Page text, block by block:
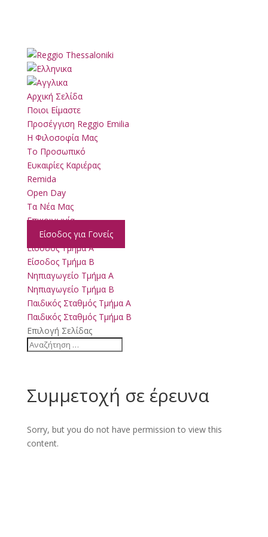
Αρχική Σελίδα
Ποιοι Είμαστε
Προσέγγιση Reggio Emilia
Η Φιλοσοφία Μας
Το Προσωπικό
Ευκαιρίες Καριέρας
Remida
Open Day
Τα Νέα Μας
Επικοινωνία
Είσοδος για Γονείς
Είσοδος Τμήμα Α
Είσοδος Τμήμα Β
Νηπιαγωγείο Τμήμα Α
Νηπιαγωγείο Τμήμα Β
Παιδικός Σταθμός Τμήμα Α
Παιδικός Σταθμός Τμήμα Β
Επιλογή Σελίδας
Συμμετοχή σε έρευνα
Sorry, but you do not have permission to view this
content.